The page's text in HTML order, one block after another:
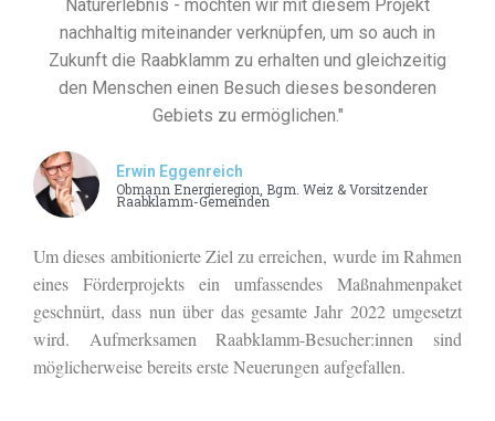
Naturerlebnis - möchten wir mit diesem Projekt
nachhaltig miteinander verknüpfen, um so auch in
Zukunft die Raabklamm zu erhalten und gleichzeitig
den Menschen einen Besuch dieses besonderen
Gebiets zu ermöglichen."
Erwin Eggenreich
Obmann Energieregion, Bgm. Weiz & Vorsitzender
Raabklamm-Gemeinden
Um dieses ambitionierte Ziel zu erreichen, wurde im Rahmen
eines Förderprojekts ein umfassendes Maßnahmenpaket
geschnürt, dass nun über das gesamte Jahr 2022 umgesetzt
wird. Aufmerksamen Raabklamm-Besucher:innen sind
möglicherweise bereits erste Neuerungen aufgefallen.